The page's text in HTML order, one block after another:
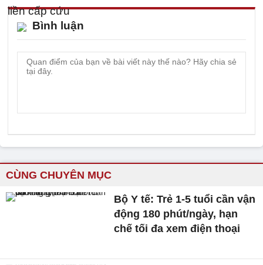
Bình luận
CÙNG CHUYÊN MỤC
Bộ Y tế: Trẻ 1-5 tuổi cần vận
động 180 phút/ngày, hạn
chế tối đa xem điện thoại